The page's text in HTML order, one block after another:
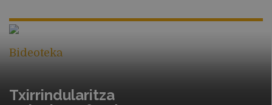
Bideoteka
Txirrindularitza